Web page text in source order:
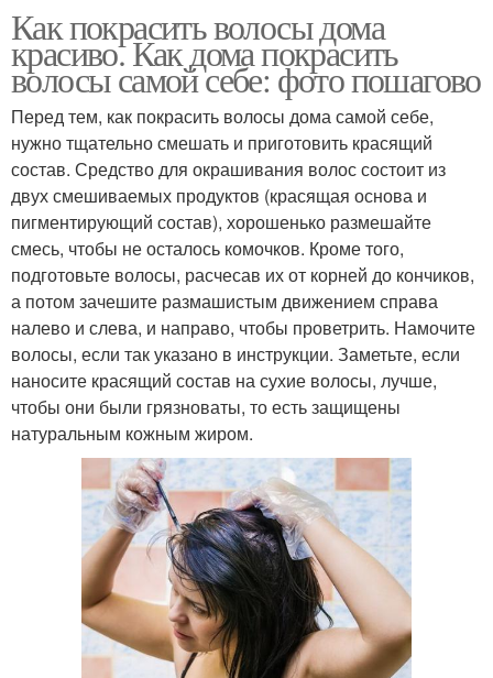
Как покрасить волосы дома
красиво. Как дома покрасить
волосы самой себе: фото пошагово
Перед тем, как покрасить волосы дома самой себе,
нужно тщательно смешать и приготовить красящий
состав. Средство для окрашивания волос состоит из
двух смешиваемых продуктов (красящая основа и
пигментирующий состав), хорошенько размешайте
смесь, чтобы не осталось комочков. Кроме того,
подготовьте волосы, расчесав их от корней до кончиков,
а потом зачешите размашистым движением справа
налево и слева, и направо, чтобы проветрить. Намочите
волосы, если так указано в инструкции. Заметьте, если
наносите красящий состав на сухие волосы, лучше,
чтобы они были грязноваты, то есть защищены
натуральным кожным жиром.